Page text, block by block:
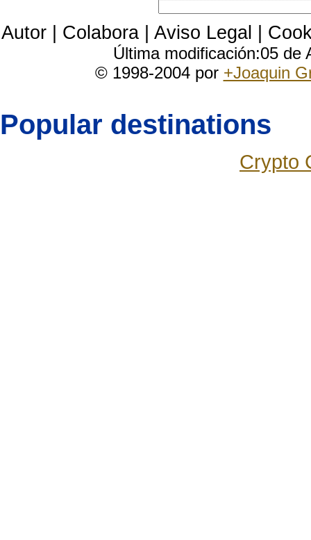
Autor Colabora Aviso Legal
Última modificación:05
© 1998-2004 por +Joaquin
Popular destinations
Crypto